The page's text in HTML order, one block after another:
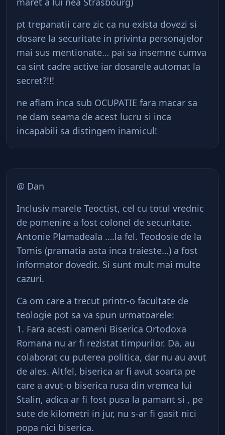
pt trepanatii care zic ca nu exista dovezi si
dosare la securitate in privinta personajelor
mai sus mentionate… pai sa insemne cumva
ca sint cadre active iar dosarele automat la
secret?!!!
ne aflam inca sub OCUPATIE fara macar sa
ne dam seama de acest lucru si inca
incapabili sa distingem inamicul!
@ Dan
Inclusiv marele Teoctist, cel cu totul vrednic
de pomenire a fost colonel de securitate.
Antonie Plamadeala ….la fel. Teodosie de la
Tomis (pramatia asta inca traieste…) a fost
informator dovedit. Si sunt mult mai multe
cazuri.
Ca om care a trecut printr-o facultate de
teologie pot sa va spun urmatoarele:
1. Fara acesti oameni Biserica Ortodoxa
Romana nu ar fi rezistat timpurilor. Da, au
colaborat cu puterea politica, dar nu au avut
de ales. Altfel, biserica ar fi avut soarta pe
care a avut-o biserica rusa din vremea lui
Stalin, adica ar fi fost pusa la pamant si , pe
sute de kilometri in jur, nu s-ar fi gasit nici
popa nici biserica.